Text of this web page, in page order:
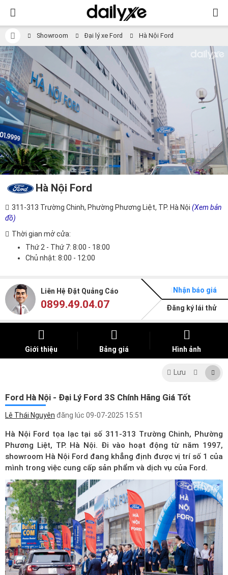
Showroom Đại lý xe Ford Hà Nội Ford
Hà Nội Ford
311-313 Trường Chinh, Phường Phương Liệt, TP. Hà Nội (Xem bản
đồ)
Thời gian mở cửa:
Thứ 2 - Thứ 7: 8:00 - 18:00
Chủ nhật: 8:00 - 12:00
Liên Hệ Đặt Quảng Cáo
0899.49.04.07
Nhận báo giá
Đăng ký lái thử
Giới thiệu Bảng giá Hình ảnh
Lưu
Ford Hà Nội - Đại Lý Ford 3S Chính Hãng Giá Tốt
Lê Thái Nguyên đăng lúc 09-07-2025 15:51
Hà Nội Ford tọa lạc tại số 311-313 Trường Chinh, Phường
Phương Liệt, TP. Hà Nội. Đi vào hoạt động từ năm 1997,
showroom Hà Nội Ford đang khẳng định được vị trí số 1 của
mình trong việc cung cấp sản phẩm và dịch vụ của Ford.